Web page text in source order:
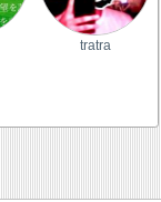
tratra